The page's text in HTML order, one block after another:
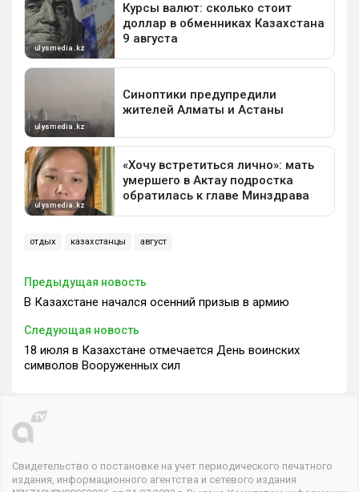
отдых казахстанцы август
Предыдущая новость
В Казахстане начался осенний призыв в армию
Следующая новость
18 июля в Казахстане отмечается День воинских
символов Вооруженных сил
Свидетельство о постановке на учет периодического печатного
издания, информационного агентства и сетевого издания